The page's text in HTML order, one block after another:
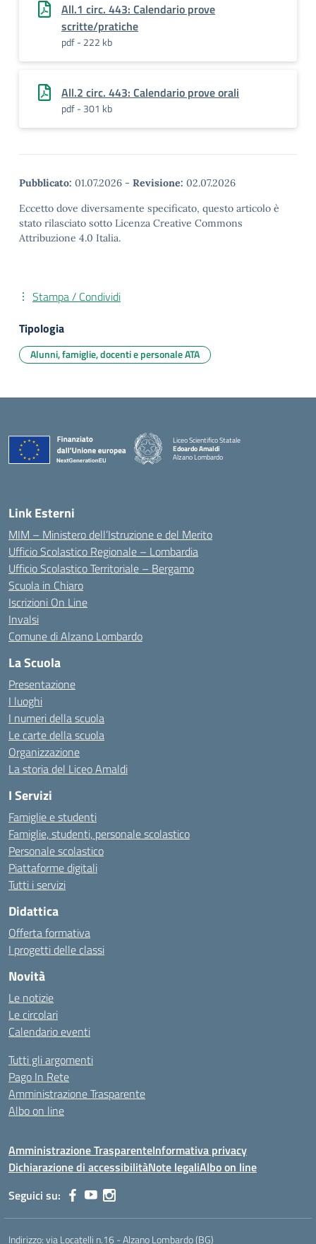
All.1 circ. 443: Calendario prove
scritte/pratiche
pdf - 222 kb
All.2 circ. 443: Calendario prove orali
pdf - 301 kb
Pubblicato: 01.07.2026 - Revisione: 02.07.2026
Eccetto dove diversamente specificato, questo articolo è
stato rilasciato sotto Licenza Creative Commons
Attribuzione 4.0 Italia.
Stampa / Condividi
Tipologia
Alunni, famiglie, docenti e personale ATA
Liceo Scientifico Statale
Edoardo Amaldi
Alzano Lombardo
Link Esterni
MIM – Ministero dell’Istruzione e del Merito
Ufficio Scolastico Regionale – Lombardia
Ufficio Scolastico Territoriale – Bergamo
Scuola in Chiaro
Iscrizioni On Line
Invalsi
Comune di Alzano Lombardo
La Scuola
Presentazione
I luoghi
I numeri della scuola
Le carte della scuola
Organizzazione
La storia del Liceo Amaldi
I Servizi
Famiglie e studenti
Famiglie, studenti, personale scolastico
Personale scolastico
Piattaforme digitali
Tutti i servizi
Didattica
Offerta formativa
I progetti delle classi
Novità
Le notizie
Le circolari
Calendario eventi
Tutti gli argomenti
Pago In Rete
Amministrazione Trasparente
Albo on line
Amministrazione TrasparenteInformativa privacy
Dichiarazione di accessibilitàNote legaliAlbo on line
Seguici su:
Indirizzo:via Locatelli n.16 - Alzano Lombardo (BG)